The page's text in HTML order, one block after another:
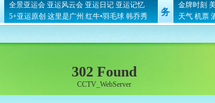
全景亚运会 亚运风云会 亚运日记 亚运记忆
5+亚运原创 这里是广州 红牛•羽毛球 韩乔秀
务
金牌时刻
天气 机票
302 Found
CCTV_WebServer